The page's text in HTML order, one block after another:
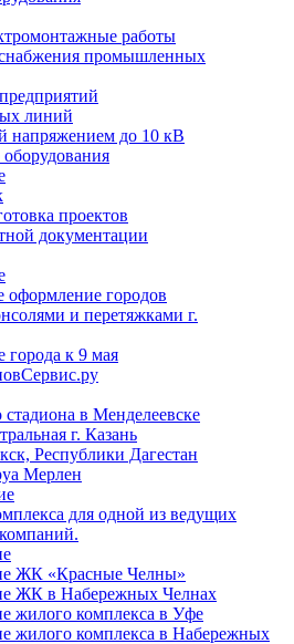
работы
промышленных
линий
напряжением до 10 кВ
проектов
документации
оформление городов
и перетяжками г.
города к 9 мая
в Менделеевске
г. Казань
Республики Дагестан
Мерлен
для одной из ведущих
ЖК «Красные Челны»
ЖК в Набережных Челнах
жилого комплекса в Уфе
жилого комплекса в Набережных